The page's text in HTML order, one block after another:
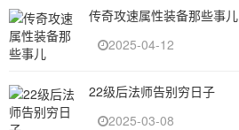
传奇攻速属性装备那些事儿
2025-04-12
22级后法师告别穷日子
2025-03-08